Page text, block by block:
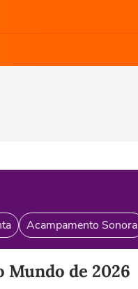
Acampamento Sonora
de 2026